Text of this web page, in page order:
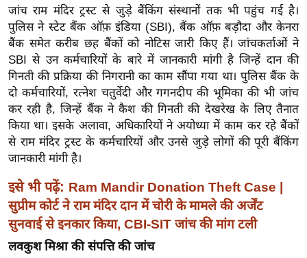
ली
वु
ड
हॉ
ली
वु
ड
फि
ल्म
स
मी
क्षा
B
r
जांच राम मंदिर ट्रस्ट से जुड़े बैंकिंग संस्थानों तक भी पहुंच गई है।
पुलिस ने स्टेट बैंक ऑफ़ इंडिया (SBI), बैंक ऑफ़ बड़ौदा और केनरा
बैंक समेत करीब छह बैंकों को नोटिस जारी किए हैं। जांचकर्ताओं ने
SBI से उन कर्मचारियों के बारे में जानकारी मांगी है जिन्हें दान की
गिनती की प्रक्रिया की निगरानी का काम सौंपा गया था। पुलिस बैंक के
दो कर्मचारियों, रत्नेश चतुर्वेदी और गगनदीप की भूमिका की भी जांच
कर रही है, जिन्हें बैंक ने कैश की गिनती की देखरेख के लिए तैनात
किया था। इसके अलावा, अधिकारियों ने अयोध्या में काम कर रहे बैंकों
से राम मंदिर ट्रस्ट के कर्मचारियों और उनसे जुड़े लोगों की पूरी बैंकिंग
जानकारी मांगी है।
इसे भी पढ़ें: Ram Mandir Donation Theft Case |
सुप्रीम कोर्ट ने राम मंदिर दान में चोरी के मामले की अर्जेंट
सुनवाई से इनकार किया, CBI-SIT जांच की मांग टली
लवकुश मिश्रा की संपत्ति की जांच